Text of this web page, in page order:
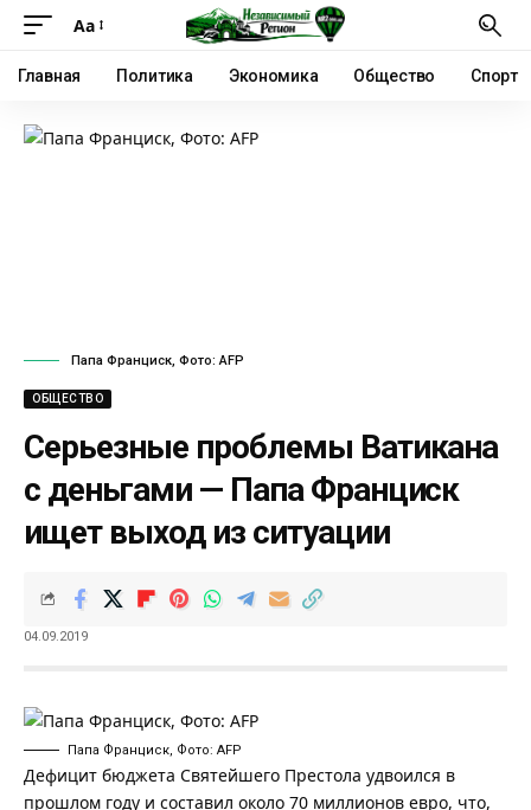
Аа
Главная Политика Экономика Общество Спорт
Папа Франциск, Фото: AFP
ОБЩЕСТВО
Серьезные проблемы Ватикана
с деньгами — Папа Франциск
ищет выход из ситуации
04.09.2019
Папа Франциск, Фото: AFP
Дефицит бюджета Святейшего Престола удвоился в
прошлом году и составил около 70 миллионов евро, что,